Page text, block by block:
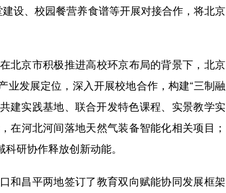
设、校园餐营养食谱等开展对接合作，将北京
京市积极推进高校环京布局的背景下，北京
发展定位，深入开展校地合作，构建“三制融
建实践基地、联合开发特色课程、实景教学实
在河北河间落地天然气装备智能化相关项目；
研协作释放创新动能。
昌平两地签订了教育双向赋能协同发展框架